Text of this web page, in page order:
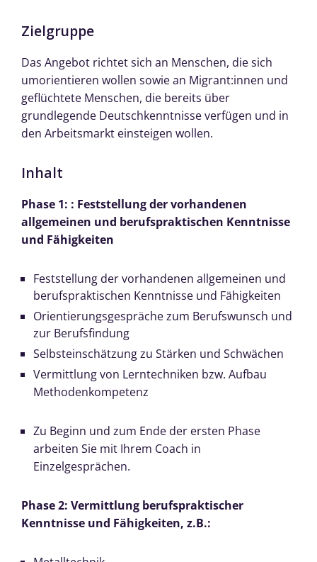
Zielgruppe
Das Angebot richtet sich an Menschen, die sich
umorientieren wollen sowie an Migrant:innen und
geflüchtete Menschen, die bereits über
grundlegende Deutschkenntnisse verfügen und in
den Arbeitsmarkt einsteigen wollen.
Inhalt
Phase 1: : Feststellung der vorhandenen
allgemeinen und berufspraktischen Kenntnisse
und Fähigkeiten
Feststellung der vorhandenen allgemeinen und
berufspraktischen Kenntnisse und Fähigkeiten
Orientierungsgespräche zum Berufswunsch und
zur Berufsfindung
Selbsteinschätzung zu Stärken und Schwächen
Vermittlung von Lerntechniken bzw. Aufbau
Methodenkompetenz
Zu Beginn und zum Ende der ersten Phase
arbeiten Sie mit Ihrem Coach in
Einzelgesprächen.
Phase 2: Vermittlung berufspraktischer
Kenntnisse und Fähigkeiten, z.B.: